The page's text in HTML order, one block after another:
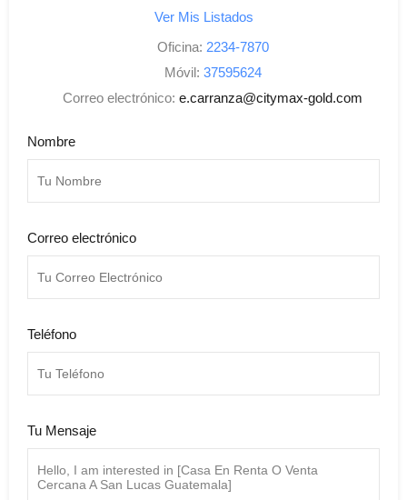
Ver Mis Listados
Oficina: 2234-7870
Móvil: 37595624
Correo electrónico: e.carranza@citymax-gold.com
Nombre
Correo electrónico
Teléfono
Tu Mensaje